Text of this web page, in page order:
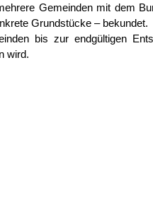
Gemeinden mit dem
Grundstücke – bekundet.
bis zur endgültigen
wird.